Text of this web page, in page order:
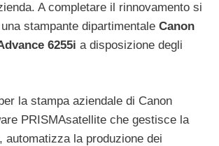
A completare il rinnovamento si
stampante dipartimentale Canon
6255i a disposizione degli
la stampa aziendale di Canon
PRISMAsatellite che gestisce la
automatizza la produzione dei